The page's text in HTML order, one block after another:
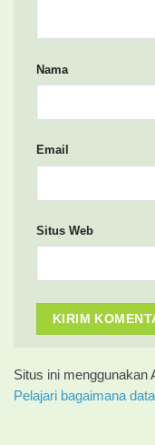
Nama
Email
Situs Web
Situs ini menggunakan
Pelajari bagaimana